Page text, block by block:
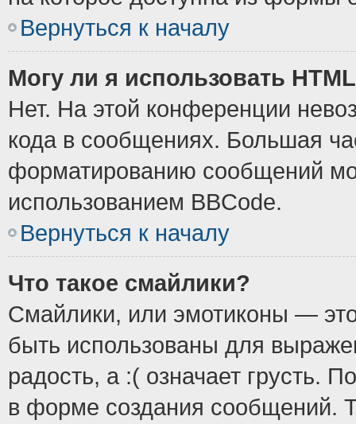
Вернуться к началу
Могу ли я использовать
Нет. На этой конференции
кода в сообщениях. Большая
форматированию сообщений
использованием BBCode.
Вернуться к началу
Что такое смайлики?
Смайлики, или эмотиконы —
быть использованы для
радость, а :( означает грусть.
в форме создания сообщений.